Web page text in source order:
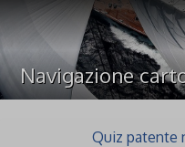
Navigazione
Quiz patente